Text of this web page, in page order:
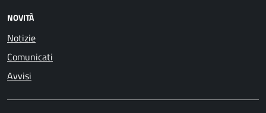
NOVITÀ
Notizie
Comunicati
Avvisi